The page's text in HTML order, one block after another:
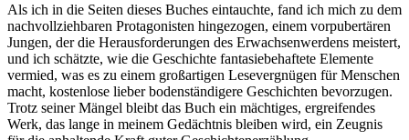
Als ich in die Seiten dieses Buches eintauchte, fand ich mich zu dem
nachvollziehbaren Protagonisten hingezogen, einem vorpubertären
Jungen, der die Herausforderungen des Erwachsenwerdens meistert,
und ich schätzte, wie die Geschichte fantasiebehaftete Elemente
vermied, was es zu einem großartigen Lesevergnügen für Menschen
macht, kostenlose lieber bodenständigere Geschichten bevorzugen.
Trotz seiner Mängel bleibt das Buch ein mächtiges, ergreifendes
Werk, das lange in meinem Gedächtnis bleiben wird, ein Zeugnis